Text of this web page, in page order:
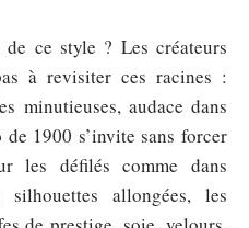
ce style ? Les créateurs
à revisiter ces racines :
minutieuses, audace dans
de 1900 s’invite sans forcer
les défilés comme dans
allongées, les